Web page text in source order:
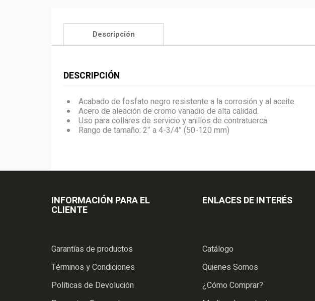
Descripción
DESCRIPCIÓN
Acabado de fosfato negro resistente a la corrosión y al aceite.
Acero de aleación de cromo vanadio de alta calidad.
Uso para collares de servicio y anillos de contratuerca.
Rango de tamaño: 2″ a 4-3/4″ (50-120 mm)
INFORMACIÓN PARA EL
CLIENTE
Garantías de productos
Términos y Condiciones
Políticas de Devolución
ENLACES DE INTERÉS
Catálogo
Quienes Somos
¿Cómo Comprar?